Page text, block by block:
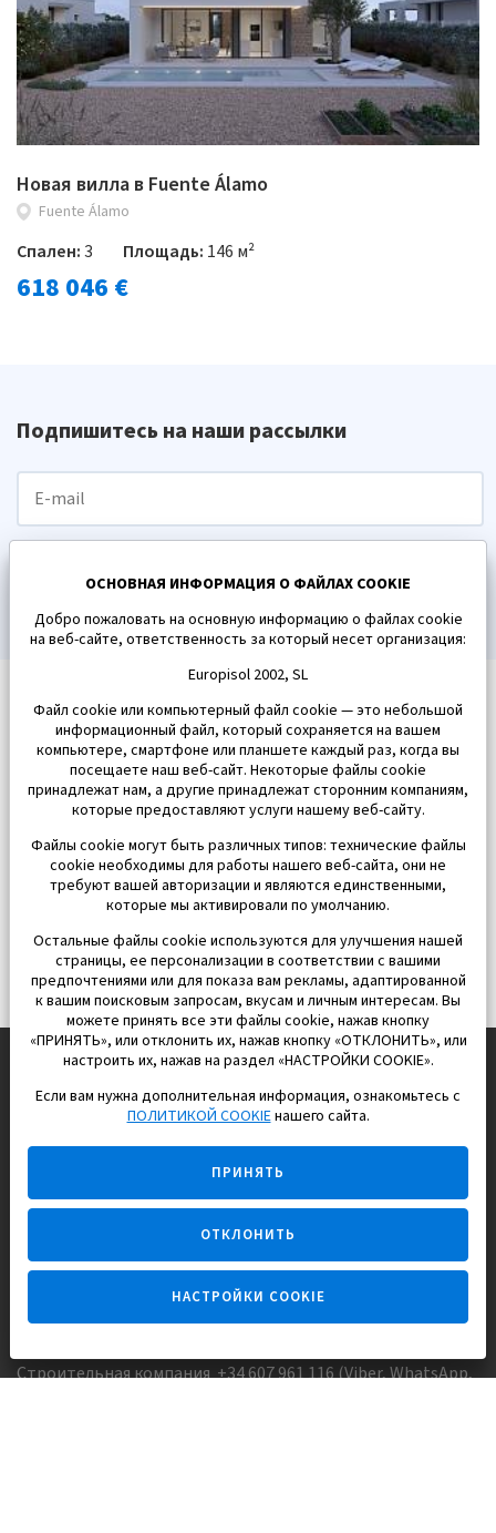
Новая вилла в Fuente Álamo
Fuente Álamo
Спален:3 Площадь: 146 м²
618 046 €
Подпишитесь на наши рассылки
ПОДПИСАТЬСЯ
EUROPISOL 2002 S.L.
Строим и продаем дома
для счастливой жизни в Испании
Задайте вопрос
Строительная компания +34 607 961 116 (Viber, WhatsApp,
ОСНОВНАЯ ИНФОРМАЦИЯ О ФАЙЛАХ COOKIE
Добро пожаловать на основную информацию о файлах cookie
на веб-сайте, ответственность за который несет организация:
Europisol 2002, SL
Файл cookie или компьютерный файл cookie — это небольшой
информационный файл, который сохраняется на вашем
компьютере, смартфоне или планшете каждый раз, когда вы
посещаете наш веб-сайт. Некоторые файлы cookie
принадлежат нам, а другие принадлежат сторонним компаниям,
которые предоставляют услуги нашему веб-сайту.
Файлы cookie могут быть различных типов: технические файлы
cookie необходимы для работы нашего веб-сайта, они не
требуют вашей авторизации и являются единственными,
которые мы активировали по умолчанию.
Остальные файлы cookie используются для улучшения нашей
страницы, ее персонализации в соответствии с вашими
предпочтениями или для показа вам рекламы, адаптированной
к вашим поисковым запросам, вкусам и личным интересам. Вы
можете принять все эти файлы cookie, нажав кнопку
«ПРИНЯТЬ», или отклонить их, нажав кнопку «ОТКЛОНИТЬ», или
настроить их, нажав на раздел «НАСТРОЙКИ COOKIE».
Если вам нужна дополнительная информация, ознакомьтесь с
ПОЛИТИКОЙ COOKIEнашего сайта.
ПРИНЯТЬ
ОТКЛОНИТЬ
НАСТРОЙКИ COOKIE